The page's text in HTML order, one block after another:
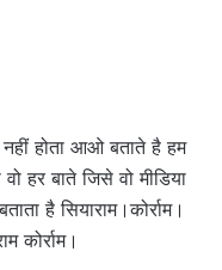
होता आओ बताते है हम
हर बाते जिसे वो मीडिया
है सियाराम।कोर्राम।
कोर्राम।